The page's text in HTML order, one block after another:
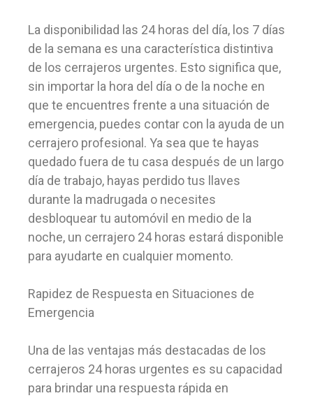
La disponibilidad las 24 horas del día, los 7 días
de la semana es una característica distintiva
de los cerrajeros urgentes. Esto significa que,
sin importar la hora del día o de la noche en
que te encuentres frente a una situación de
emergencia, puedes contar con la ayuda de un
cerrajero profesional. Ya sea que te hayas
quedado fuera de tu casa después de un largo
día de trabajo, hayas perdido tus llaves
durante la madrugada o necesites
desbloquear tu automóvil en medio de la
noche, un cerrajero 24 horas estará disponible
para ayudarte en cualquier momento.
Rapidez de Respuesta en Situaciones de
Emergencia
Una de las ventajas más destacadas de los
cerrajeros 24 horas urgentes es su capacidad
para brindar una respuesta rápida en